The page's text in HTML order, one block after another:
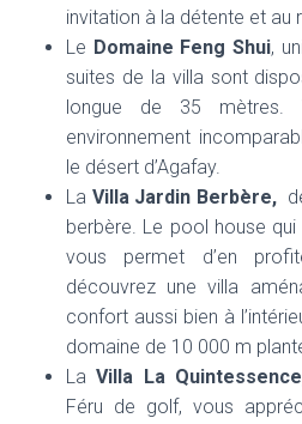
invitation à la détente et au
Le Domaine Feng Shui,
suites de la villa sont
longue de 35 mètres.
environnement
le désert d’Agafay.
La Villa Jardin Berbère,
berbère. Le pool house
vous permet d’en
découvrez une villa
confort aussi bien à
domaine de 10 000 m
LaVilla La
Féru de golf, vous